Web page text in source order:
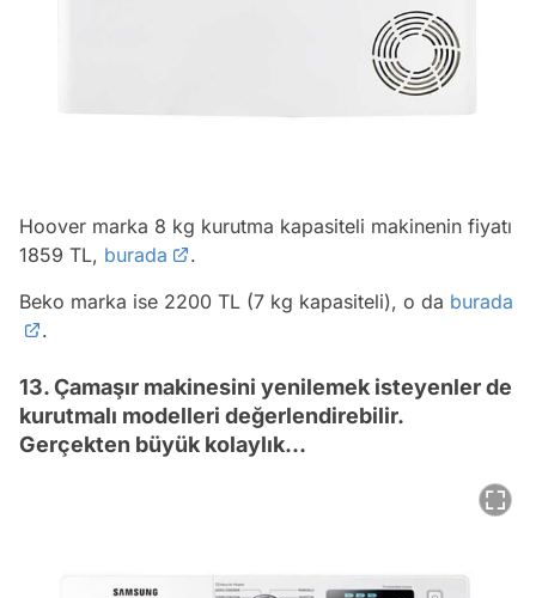
Hoover marka 8 kg kurutma kapasiteli makinenin fiyatı
1859 TL, burada
.
Beko marka ise 2200 TL (7 kg kapasiteli), o da burada
.
13. Çamaşır makinesini yenilemek isteyenler de
kurutmalı modelleri değerlendirebilir.
Gerçekten büyük kolaylık...